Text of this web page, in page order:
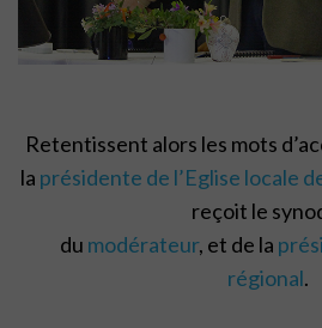
Retentissent alors les mots
la présidente de l’Eglise locale
reçoit le
du modérateur, et de la
régional.